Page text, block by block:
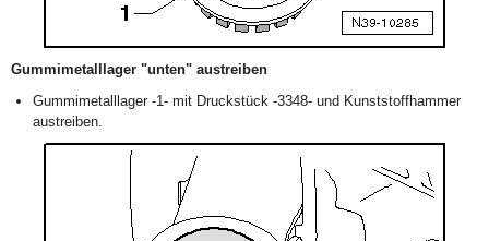
Gummimetalllager "unten" austreiben
Gummimetalllager -1- mit Druckstück -3348- und Kunststoffhammer
austreiben.